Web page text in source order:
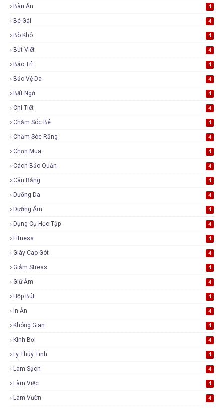
Bàn Ăn 4
Bé Gái 4
Bò Khô 4
Bút Viết 4
Bảo Trì 4
Bảo Vệ Da 4
Bất Ngờ 4
Chi Tiết 4
Chăm Sóc Bé 4
Chăm Sóc Răng 4
Chọn Mua 4
Cách Bảo Quản 4
Cân Bằng 4
Dưỡng Da 4
Dưỡng Ẩm 4
Dụng Cụ Học Tập 4
Fitness 4
Giày Cao Gót 4
Giảm Stress 4
Giữ Ấm 4
Hộp Bút 4
In Ấn 4
Không Gian 4
Kính Bơi 4
Ly Thủy Tinh 4
Làm Sạch 4
Làm Việc 4
Làm Vườn 4